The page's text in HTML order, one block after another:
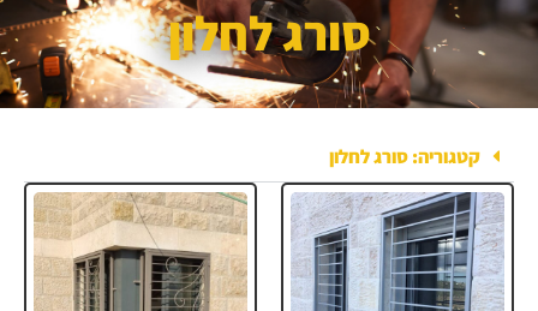
סורג לחלון
קטגוריה: סורג לחלון